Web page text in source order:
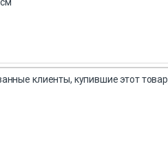
клиенты, купившие этот